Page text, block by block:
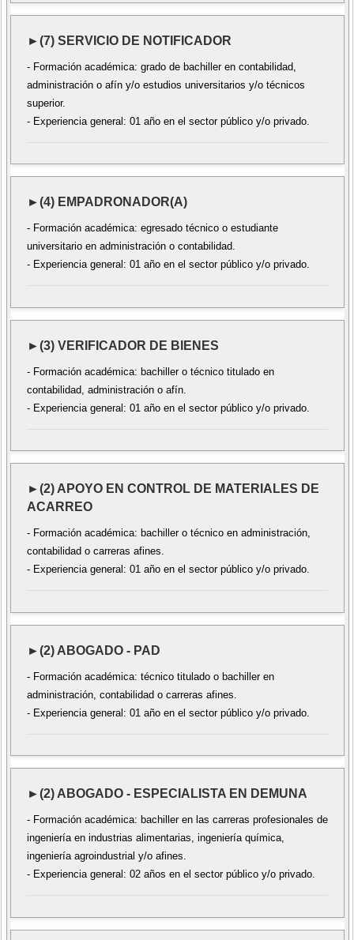
►(7) SERVICIO DE NOTIFICADOR
- Formación académica: grado de bachiller en contabilidad,
administración o afín y/o estudios universitarios y/o técnicos
superior.
- Experiencia general: 01 año en el sector público y/o privado.
►(4) EMPADRONADOR(A)
- Formación académica: egresado técnico o estudiante
universitario en administración o contabilidad.
- Experiencia general: 01 año en el sector público y/o privado.
►(3) VERIFICADOR DE BIENES
- Formación académica: bachiller o técnico titulado en
contabilidad, administración o afín.
- Experiencia general: 01 año en el sector público y/o privado.
►(2) APOYO EN CONTROL DE MATERIALES DE
ACARREO
- Formación académica: bachiller o técnico en administración,
contabilidad o carreras afines.
- Experiencia general: 01 año en el sector público y/o privado.
►(2) ABOGADO - PAD
- Formación académica: técnico titulado o bachiller en
administración, contabilidad o carreras afines.
- Experiencia general: 01 año en el sector público y/o privado.
►(2) ABOGADO - ESPECIALISTA EN DEMUNA
- Formación académica: bachiller en las carreras profesionales de
ingeniería en industrias alimentarias, ingeniería química,
ingeniería agroindustrial y/o afines.
- Experiencia general: 02 años en el sector público y/o privado.